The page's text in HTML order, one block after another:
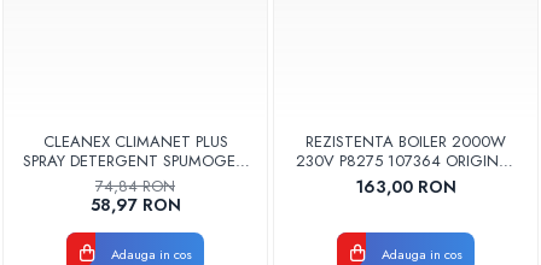
CLEANEX CLIMANET PLUS
SPRAY DETERGENT SPUMOGEN
PENTRU CURATAREA
APARATELOR DE AER
CONDITIONAT
CLINETPLUS0600
74,84 RON
58,97 RON
Adauga in cos
REZISTENTA BOILER 2000W
230V P8275 107364 ORIGINAL
TESY
163,00 RON
Adauga in cos